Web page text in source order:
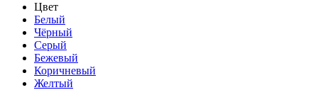
Цвет
Белый
Чёрный
Серый
Бежевый
Коричневый
Желтый